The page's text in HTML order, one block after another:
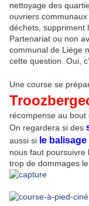
nettoyage des
ouvriers
déchets,
Partenariat ou non
communal de Liège
cette question. Oui,
Une course se
récompense au bout
On regardera si des
aussi si le balisage
nous faut poursuivre
trop de dommages le